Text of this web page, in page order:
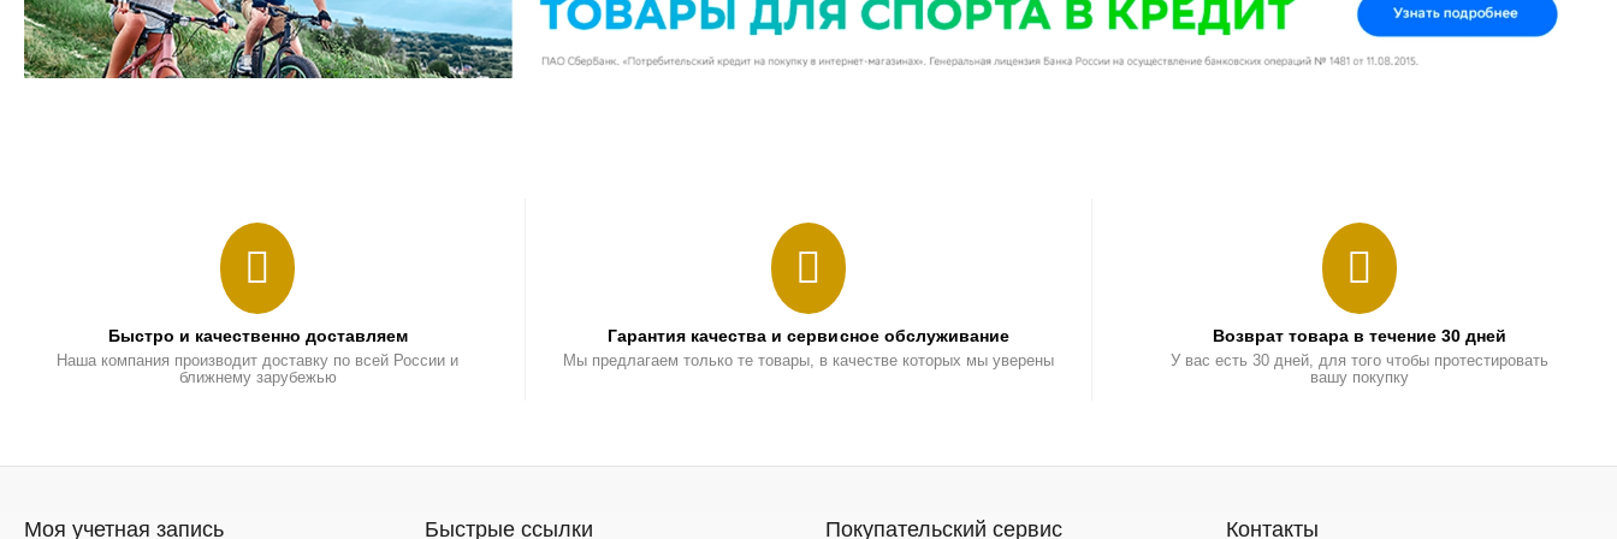
Быстро и качественно доставляем
Наша компания производит доставку по всей России и
ближнему зарубежью
Гарантия качества и сервисное обслуживание
Мы предлагаем только те товары, в качестве которых мы уверены
Возврат товара в течение 30 дней
У вас есть 30 дней, для того чтобы протестировать
вашу покупку
Моя учетная запись Быстрые ссылки Покупательский сервис Контакты